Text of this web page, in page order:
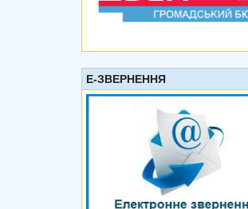
Е-ЗВЕРНЕННЯ